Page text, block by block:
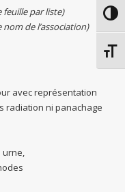
feuille par liste)
nom de l’association)
avec représentation
radiation ni panachage
urne,